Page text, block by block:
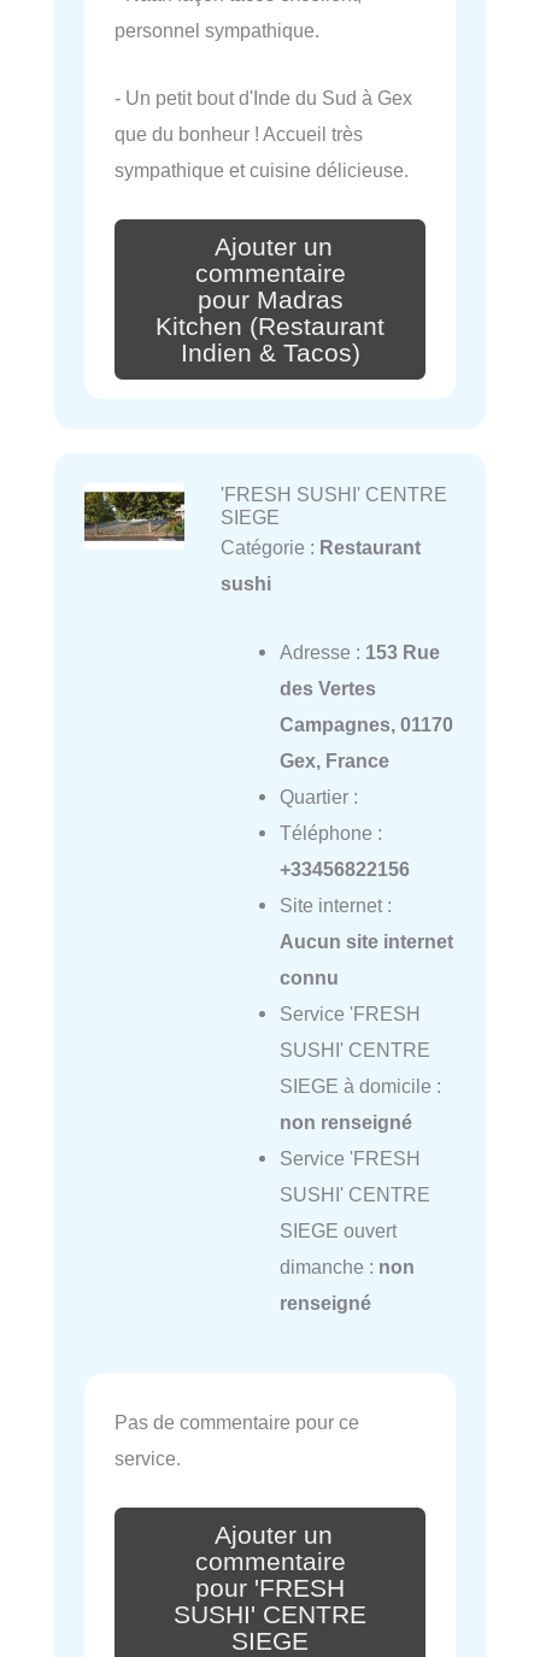
personnel sympathique.
- Un petit bout d'Inde du Sud à Gex
que du bonheur ! Accueil très
sympathique et cuisine délicieuse.
Ajouter un
commentaire
pour Madras
Kitchen (Restaurant
Indien & Tacos)
'FRESH SUSHI' CENTRE
SIEGE
Catégorie : Restaurant
sushi
Adresse : 153 Rue
des Vertes
Campagnes, 01170
Gex, France
Quartier :
Téléphone :
+33456822156
Site internet :
Aucun site internet
connu
Service 'FRESH
SUSHI' CENTRE
SIEGE à domicile :
non renseigné
Service 'FRESH
SUSHI' CENTRE
SIEGE ouvert
dimanche : non
renseigné
Pas de commentaire pour ce
service.
Ajouter un
commentaire
pour 'FRESH
SUSHI' CENTRE
SIEGE